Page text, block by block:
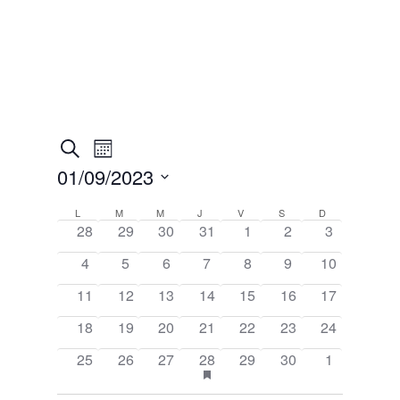
Recherche
et
navigation
de
vues
Évènements
RechercheNavigation
de
vues
Évènement
Mois
01/09/2023
une
date.
Calendrier
de
Évènements
L M MMERCREDI
J V VENDREDI
SSAMEDID
28 29 30 31 1 2
3
4
5 6 7 8 9
10
11
12 13 14 15 16
17
18
19 20 21 22 23
24
25
26 27 28
has
featured
évènements
29 30 1